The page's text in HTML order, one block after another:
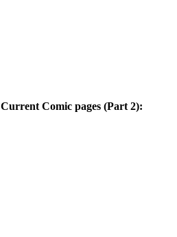
Current Comic pages (Part 2):